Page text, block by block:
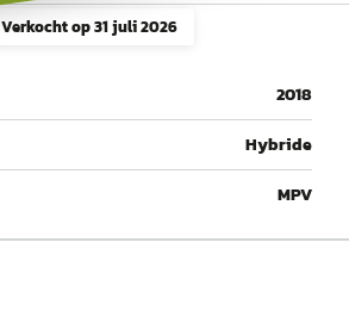
Verkocht op31 juli 2026
2018
Hybride
MPV